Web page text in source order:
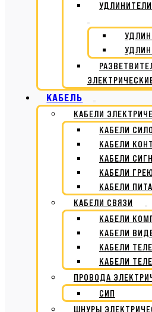
КАБЕЛЬ
КАБЕЛИ
КАБЕЛИ
КАБЕЛИ
КАБЕЛИ
КАБЕЛИ
КАБЕЛИ
КАБЕЛИ СВЯЗИ
КАБЕЛИ
КАБЕЛИ
КАБЕЛИ
КАБЕЛИ
ПРОВОДА
СИП
ШНУРЫ